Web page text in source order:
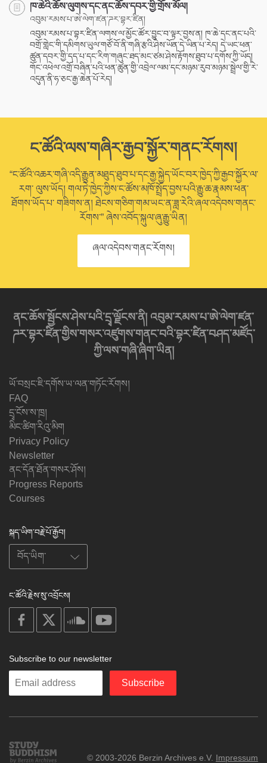
ཁ་ཆེའི་ཆོས་ལུགས་དང་ནང་ཆོས་དབར་གྱི་གྲོས་མོལ།
འབུམ་རམས་པ་ཨེ་ལེག་ཛན་ཌར་བྷར་ཛིན།
འབུམ་རམས་པ་བྷར་ཛིན་ལགས་ལ་མྱོང་ཚོར་བྱུང་བ་ལྟར་བྱས་ན། ཁ་ཆེ་དང་ནང་པའི་
བགྲོ་གླེང་གི་དམིགས་ཡུལ་གཙོ་བོ་ནི་གཞི་རྩའི་ཤེས་ཡོན་དེ་ཡིན་པ་རེད། དེ་ཡང་ཕན་
ཚུན་དབར་གྱི་དད་པ་དང་རིག་གཞུང་ཐད་མང་ཙམ་ཤེས་རྟོགས་ཐུབ་པ་དགོས་ཀྱི་ཡོད།
གོང་འཕེལ་འགྲོ་བཞིན་པའི་ཕན་ཚུན་གྱི་འབྲེལ་ལམ་དང་མཉམ་རུབ་མཉམ་སྦྲེལ་གྱི་རེ་
འདུན་ནི་ཧ་ཅང་རྒྱ་ཆེན་པོ་རེད།
ང་ཚོའི་ལས་གཞིར་རྒྱབ་སྐྱོར་གནང་རོགས།
“ང་ཚོའི་འཆར་གཞི་འདི་རྒྱུན་མཐུད་ཐུབ་པ་དང་རྒྱ་སྐྱེད་ཡོང་བར་ཁྱེད་ཀྱི་རྒྱབ་སྐྱོར་ལ་
རག་ ལུས་ཡོད། གལ་ཏེ་ཁྱེད་ཀྱིས་ང་ཚོས་མཁོ་སྤྲོད་བྱས་པའི་རྒྱུ་ཆ་རྣམས་ཕན་
ཐོགས་ཡོད་པ་ གཟིགས་ན། ཐེངས་གཅིག་གམ་ཡང་ན་ཟླ་རེའི་ཞལ་འདེབས་གནང་
རོགས་” ཞེས་འབོད་སྐུལ་ཞུ་རྒྱུ་ཡིན།
ཞལ་འདེབས་གནང་རོགས།
ནང་ཆོས་སྦྱོངས་ཤེས་པའི་དྲྭ་ལྗོངས་ནི། འབུམ་རམས་པ་ཨེ་ལེག་ཛན་
ཌར་བྷར་ཛིན་གྱིས་གསར་འཛུགས་གནང་བའི་བྷར་ཛིན་བཤད་མཛོད་
ཀྱི་ལས་གཞི་ཞིག་ཡིན།
ཡོ་བསྲང་ཇི་དགོས་ཡ་ལན་གཏོང་རོགས།
FAQ
དྲྭ་ངོས་ས་ཁྲ།
མིང་ཚིག་རིའུ་མིག
Privacy Policy
Newsletter
ནང་དོན་ཐོན་གསར་ཤོས།
Progress Reports
Courses
སྐད་ཡིག་བརྗེ་པོ་རྒྱོབ།
ང་ཚོའི་རྗེས་སུ་འབྲོངས།
on
facebook
soundcloud
Subscribe to our newsletter
Enter
Subscribe
Study
Buddhism
© 2003-2026 Berzin Archives e.V. Impressum